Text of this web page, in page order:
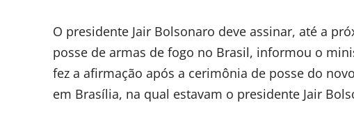
O presidente Jair Bolsonaro deve assinar, até a
posse de armas de fogo no Brasil, informou o
fez a afirmação após a cerimônia de posse do
em Brasília, na qual estavam o presidente Jair